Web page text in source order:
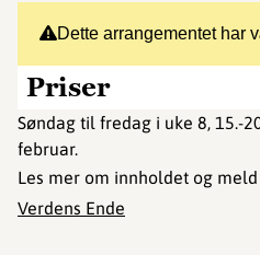
Dette arrangementet har
Priser
Søndag til fredag i uke 8, 15.-
februar.
Les mer om innholdet og
Verdens Ende